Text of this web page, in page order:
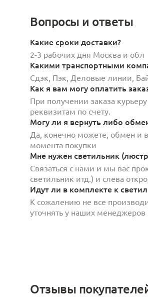
Вопросы и ответы
Какие сроки доставки?
2-3 рабочих дня Москва и обл
Какими транспортными
Сдэк, Пэк, Деловые линии,
Как я вам могу оплатить
При получении заказа
реквизитам по счету.
Могу ли я вернуть либо
Да, конечно можете, обмен и
момента покупки
Мне нужен светильник
Связаться с нами и мы вас
светильник итд.) и слева
Идут ли в комплекте к
К сожалению не все
уточнять у наших менеджеров
Отзывы